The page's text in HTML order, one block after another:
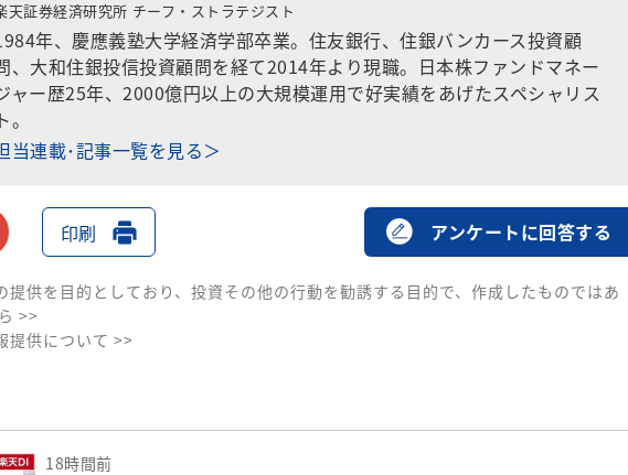
天証券経済研究所 チーフ・ストラテジスト
年、慶應義塾大学経済学部卒業。住友銀行、住銀バンカース投資顧
、大和住銀投信投資顧問を経て2014年より現職。日本株ファンドマネー
ャー歴25年、2000億円以上の大規模運用で好実績をあげたスペシャリス
ト。
当連載･記事一覧を見る＞
メールで送る
印刷 アンケートに回答する
提供を目的としており、投資その他の行動を勧誘する目的で、作成したものではあ
>>
提供について >>
18時間前